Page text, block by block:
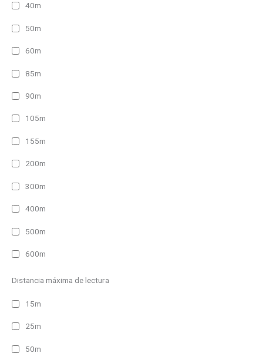
40m
50m
60m
85m
90m
105m
155m
200m
300m
400m
500m
600m
Distancia máxima de lectura
15m
25m
50m